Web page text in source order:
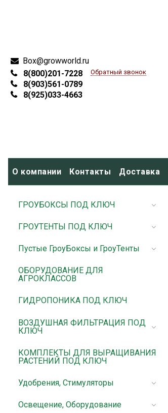
Box@growworld.ru
8(800)201-7228
8(903)561-0789
8(925)033-4663
Обратный звонок
О компании Контакты Доставка
ГРОУБОКСЫ ПОД КЛЮЧ
ГРОУТЕНТЫ ПОД КЛЮЧ
Пустые ГроуБоксы и ГроуТенты
ОБОРУДОВАНИЕ ДЛЯ
АГРОКЛАССОВ
ГИДРОПОНИКА ПОД КЛЮЧ
ВОЗДУШНАЯ ФИЛЬТРАЦИЯ ПОД
КЛЮЧ
КОМПЛЕКТЫ ДЛЯ ВЫРАЩИВАНИЯ
РАСТЕНИЙ ПОД КЛЮЧ
Удобрения, Стимуляторы
Освещение, Оборудование